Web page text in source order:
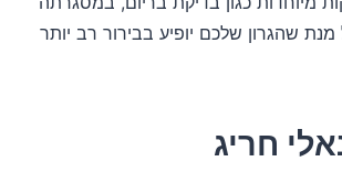
מנת שהגרון שלכם יופיע בבירור רב יותר
חריג